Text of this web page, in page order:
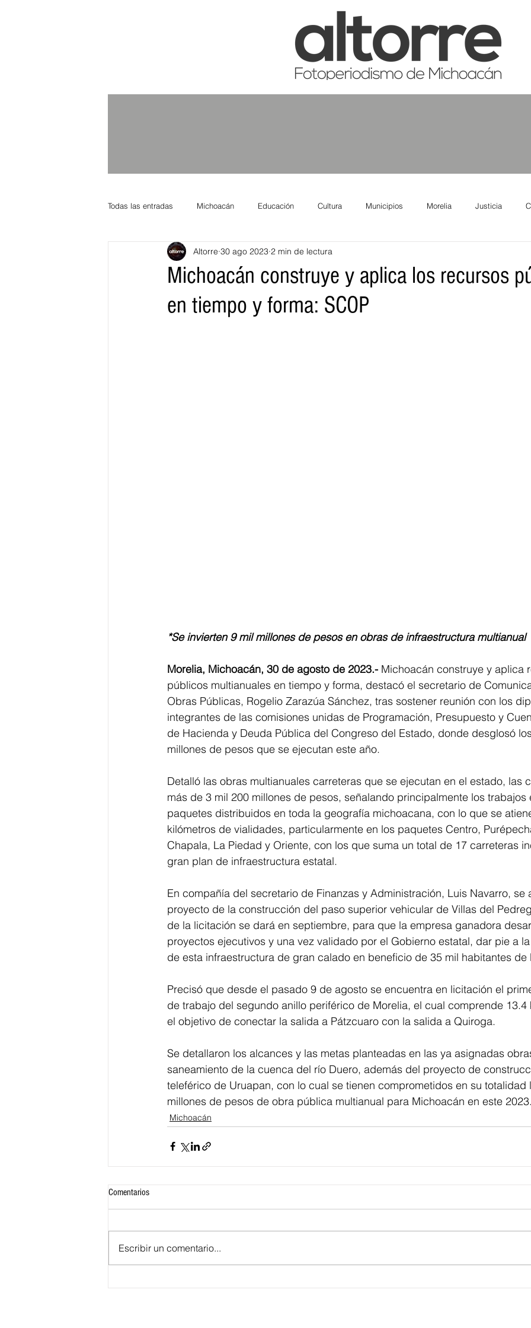
Todas las entradas Michoacán Educación Cultura Municipios Morelia Justicia
Nacional Internacional Columnistas Salud
Gobernador Segob Sedeco Turismo Sader
Michoacán construye y aplica los recursos
en tiempo y forma: SCOP
Altorre 30 ago 2023 2 min de lectura
*Se invierten 9 mil millones de pesos en obras de infraestructura multianual
Morelia, Michoacán, 30 de agosto de 2023.- Michoacán construye y aplica
públicos multianuales en tiempo y forma, destacó el secretario de
Obras Públicas, Rogelio Zarazúa Sánchez, tras sostener reunión con los
integrantes de las comisiones unidas de Programación, Presupuesto y
de Hacienda y Deuda Pública del Congreso del Estado, donde desglosó
millones de pesos que se ejecutan este año.
Detalló las obras multianuales carreteras que se ejecutan en el estado, las
más de 3 mil 200 millones de pesos, señalando principalmente los trabajos
paquetes distribuidos en toda la geografía michoacana, con lo que se
kilómetros de vialidades, particularmente en los paquetes Centro,
Chapala, La Piedad y Oriente, con los que suma un total de 17 carreteras
gran plan de infraestructura estatal.
En compañía del secretario de Finanzas y Administración, Luis Navarro, se
proyecto de la construcción del paso superior vehicular de Villas del
de la licitación se dará en septiembre, para que la empresa ganadora
proyectos ejecutivos y una vez validado por el Gobierno estatal, dar pie a
de esta infraestructura de gran calado en beneficio de 35 mil habitantes de
Precisó que desde el pasado 9 de agosto se encuentra en licitación el
de trabajo del segundo anillo periférico de Morelia, el cual comprende 13.4
el objetivo de conectar la salida a Pátzcuaro con la salida a Quiroga.
Se detallaron los alcances y las metas planteadas en las ya asignadas
saneamiento de la cuenca del río Duero, además del proyecto de
teleférico de Uruapan, con lo cual se tienen comprometidos en su totalidad
millones de pesos de obra pública multianual para Michoacán en este 2023.
Michoacán
Comentarios
Escribir un comentario...